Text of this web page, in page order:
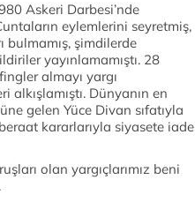
Askeri Darbesi’nde
eylemlerini seyretmiş,
bulmamış, şimdilerde
yayınlamamıştı. 28
almayı yargı
alkışlamıştı. Dünyanın en
gelen Yüce Divan sıfatıyla
kararlarıyla siyasete iade
olan yargıçlarımız beni